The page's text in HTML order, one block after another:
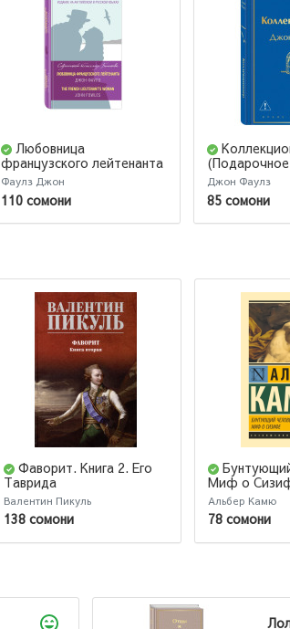
Любовница
французского лейтенанта
= The French Lieutenant's
Woman
Фаулз Джон
110 сомони
Джон Фаулз
85 сомони
Фаворит. Книга 2. Его
Таврида
Валентин Пикуль
138 сомони
Миф о
Альбер Камю
78 сомони